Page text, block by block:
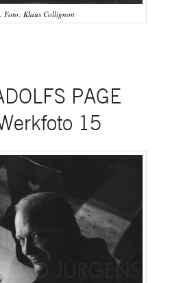
Foto: Klaus Collignon
PAGE
15